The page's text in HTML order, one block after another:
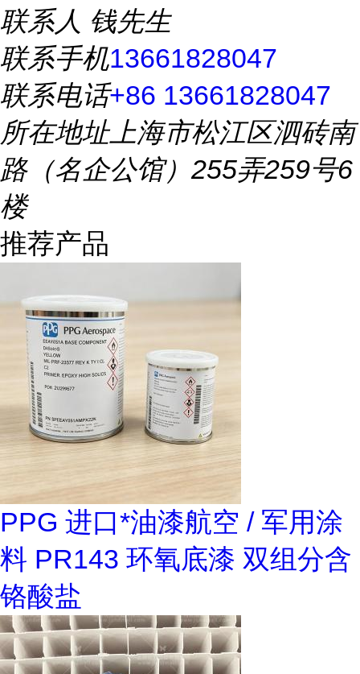
联系人 钱先生
联系手机13661828047
联系电话+86 13661828047
所在地址上海市松江区泗砖南
路（名企公馆）255弄259号6
楼
推荐产品
PPG 进口*油漆航空 / 军用涂
料 PR143 环氧底漆 双组分含
铬酸盐